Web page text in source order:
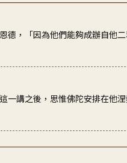
德，「因為他們能夠成辦自他
一講之後，思惟佛陀安排在他